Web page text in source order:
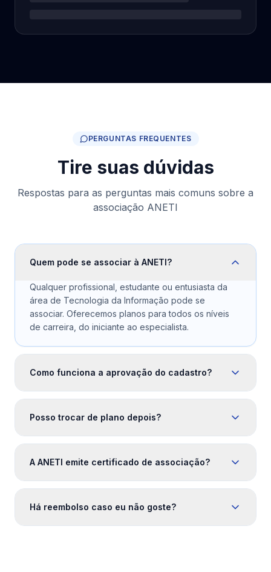
PERGUNTAS FREQUENTES
Tire suas dúvidas
Respostas para as perguntas mais comuns sobre a
associação ANETI
Quem pode se associar à ANETI?
Qualquer profissional, estudante ou entusiasta da
área de Tecnologia da Informação pode se
associar. Oferecemos planos para todos os níveis
de carreira, do iniciante ao especialista.
Como funciona a aprovação do cadastro?
Posso trocar de plano depois?
A ANETI emite certificado de associação?
Há reembolso caso eu não goste?